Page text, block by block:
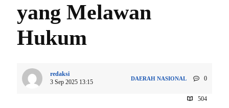
yang Melawan
Hukum
redaksi
3 Sep 2025 13:15
DAERAH NASIONAL 0
504